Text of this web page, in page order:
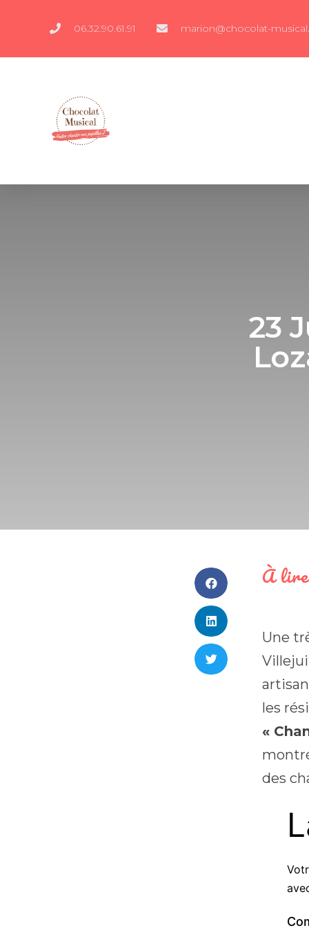
06.32.90.61.91 marion@chocolat-
23
À lire
Une
les
«
des